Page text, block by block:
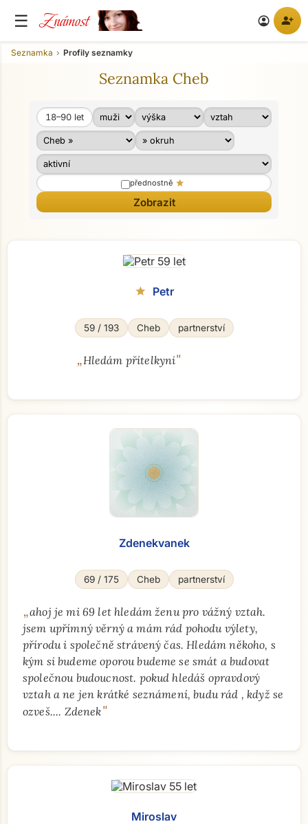
☰ Známost account_circle person_add
Seznamka Profily seznamky
Seznamka Cheb
Věk od
Věk do
18–90 let
přednostně star
star Petr
59 / 193 Cheb partnerství
„Hledám přítelkyni"
Zdenekvanek
69 / 175 Cheb partnerství
„ahoj je mi 69 let hledám ženu pro vážný vztah.
jsem upřímný věrný a mám rád pohodu výlety,
přírodu i společně strávený čas. Hledám někoho, s
kým si budeme oporou budeme se smát a budovat
společnou budoucnost. pokud hledáš opravdový
vztah a ne jen krátké seznámení, budu rád , když se
ozveš.... Zdenek"
Miroslav